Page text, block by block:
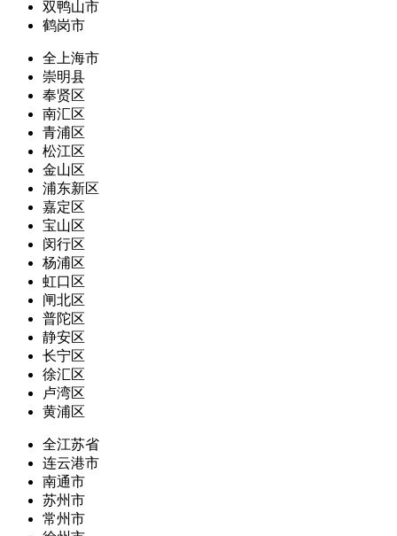
双鸭山市
鹤岗市
全上海市
崇明县
奉贤区
南汇区
青浦区
松江区
金山区
浦东新区
嘉定区
宝山区
闵行区
杨浦区
虹口区
闸北区
普陀区
静安区
长宁区
徐汇区
卢湾区
黄浦区
全江苏省
连云港市
南通市
苏州市
常州市